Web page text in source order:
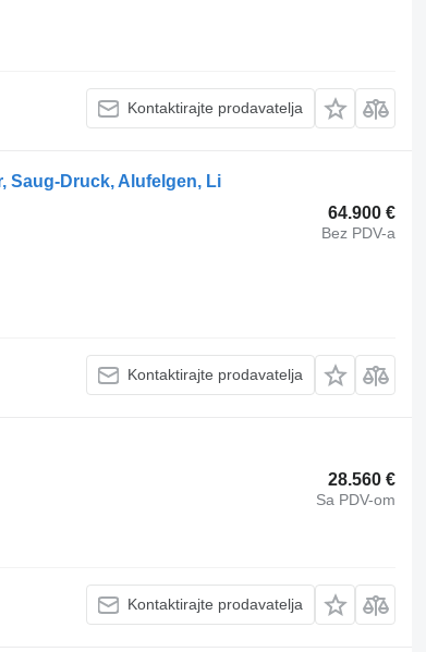
Kontaktirajte prodavatelja
Saug-Druck, Alufelgen, Li
64.900 €
Bez PDV-a
Kontaktirajte prodavatelja
28.560 €
Sa PDV-om
Kontaktirajte prodavatelja